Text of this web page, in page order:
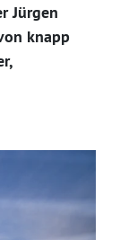
Jürgen
knapp